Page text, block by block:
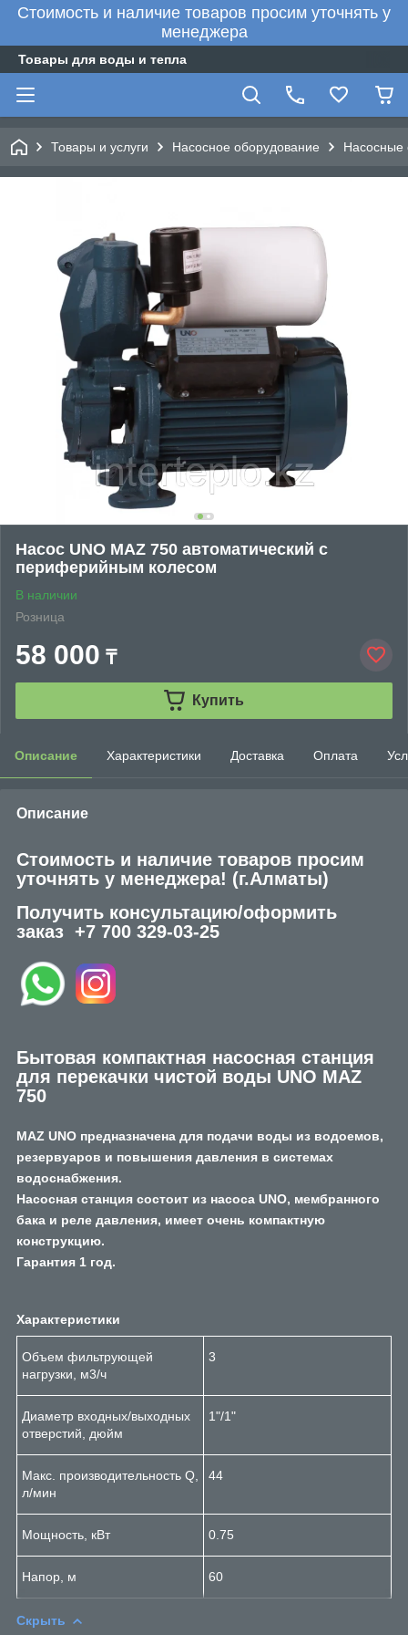
Стоимость и наличие товаров просим уточнять у
менеджера
Товары для воды и тепла
Товары и услуги Насосное оборудование Насосные
Насос UNO MAZ 750 автоматический с
периферийным колесом
В наличии
Розница
58 000 ₸
Купить
Описание Характеристики Доставка Оплата
Описание
Стоимость и наличие товаров просим
уточнять у менеджера! (г.Алматы)
Получить консультацию/оформить
заказ +7 700 329-03-25
Бытовая компактная насосная станция
для перекачки чистой воды UNO MAZ
750
MAZ UNO предназначена для подачи воды из водоемов,
резервуаров и повышения давления в системах
водоснабжения.
Насосная станция состоит из насоса UNO, мембранного
бака и реле давления, имеет очень компактную
конструкцию.
Гарантия 1 год.
Характеристики
Объем фильтрующей
нагрузки, м3/ч
3
Диаметр входных/выходных
отверстий, дюйм
1"/1"
Макс. производительность Q,
л/мин
44
Мощность, кВт 0.75
Напор, м 60
Скрыть